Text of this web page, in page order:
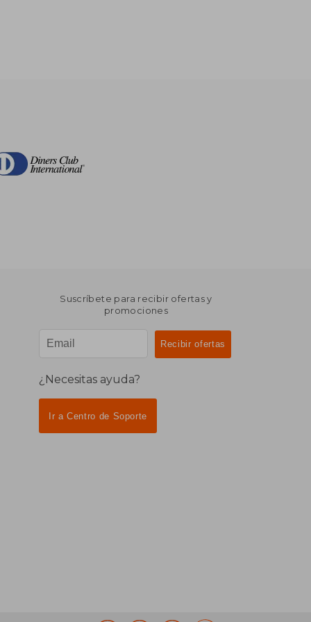
Suscríbete para recibir ofertas y
promociones
¿Necesitas ayuda?
Ir a Centro de Soporte